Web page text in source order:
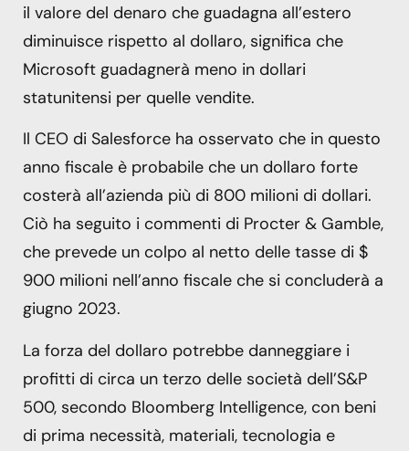
il valore del denaro che guadagna all’estero
diminuisce rispetto al dollaro, significa che
Microsoft guadagnerà meno in dollari
statunitensi per quelle vendite.
Il CEO di Salesforce ha osservato che in questo
anno fiscale è probabile che un dollaro forte
costerà all’azienda più di 800 milioni di dollari.
Ciò ha seguito i commenti di Procter & Gamble,
che prevede un colpo al netto delle tasse di $
900 milioni nell’anno fiscale che si concluderà a
giugno 2023.
La forza del dollaro potrebbe danneggiare i
profitti di circa un terzo delle società dell’S&P
500, secondo Bloomberg Intelligence, con beni
di prima necessità, materiali, tecnologia e